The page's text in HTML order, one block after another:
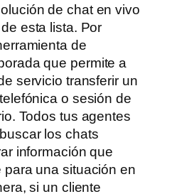
de chat en vivo
esta lista. Por
de
que permite a
servicio transferir un
o sesión de
Todos tus agentes
los chats
información que
una situación en
si un cliente